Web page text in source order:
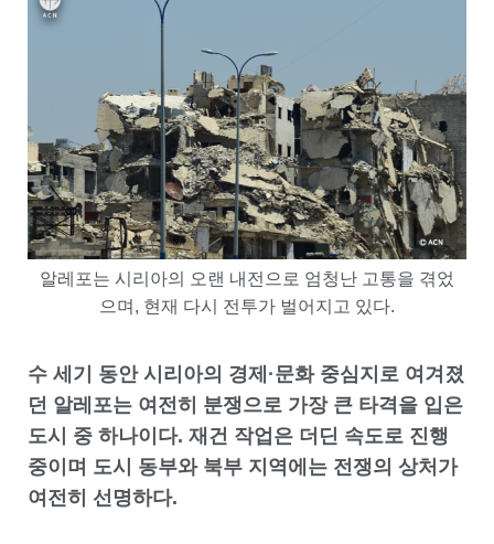
알레포는 시리아의 오랜 내전으로 엄청난 고통을 겪었
으며, 현재 다시 전투가 벌어지고 있다.
수 세기 동안 시리아의 경제·문화 중심지로 여겨졌
던 알레포는 여전히 분쟁으로 가장 큰 타격을 입은
도시 중 하나이다. 재건 작업은 더딘 속도로 진행
중이며 도시 동부와 북부 지역에는 전쟁의 상처가
여전히 선명하다.